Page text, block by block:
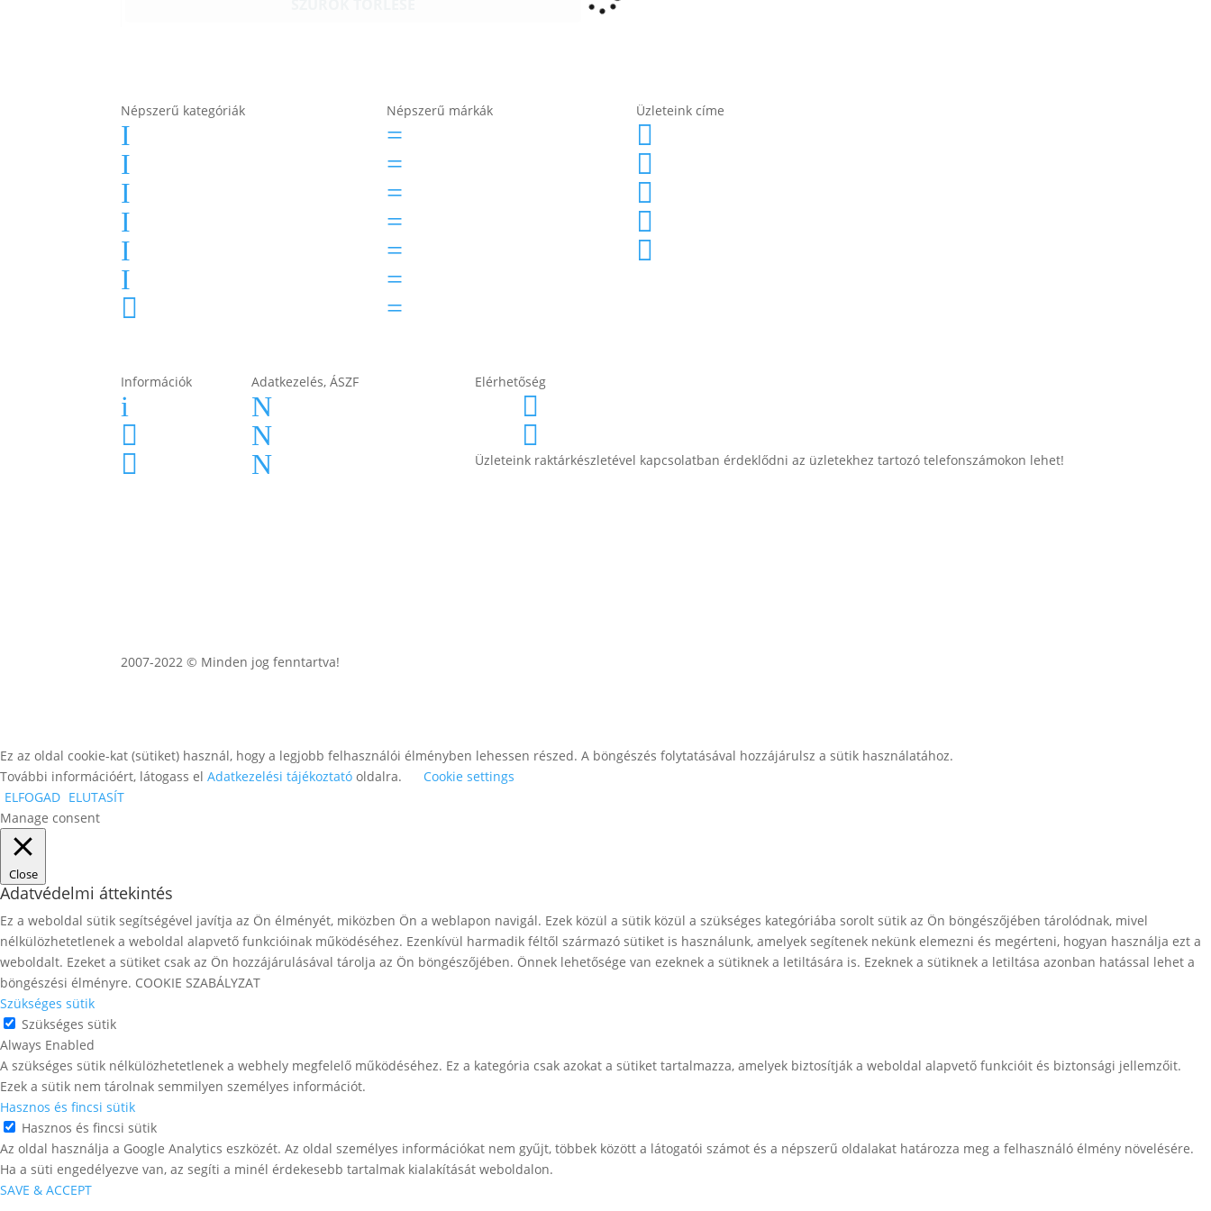
Népszerű kategóriák
I
I
I
I
I
I

Népszerű márkák
=
=
=
=
=
=
=
Üzleteink címe





Információk
i


Adatkezelés, ÁSZF
N
N
N
Elérhetőség


Üzleteink raktárkészletével kapcsolatban érdeklődni az üzletekhez tartozó telefonszámokon lehet!
2007-2022 © Minden jog fenntartva!
Ez az oldal cookie-kat (sütiket) használ, hogy a legjobb felhasználói élményben lehessen részed. A böngészés folytatásával hozzájárulsz a sütik használatához.
További információért, látogass el Adatkezelési tájékoztató oldalra.
Cookie settings
ELFOGAD ELUTASÍT
Manage consent
Close
Adatvédelmi áttekintés
Ez a weboldal sütik segítségével javítja az Ön élményét, miközben Ön a weblapon navigál. Ezek közül a sütik közül a szükséges kategóriába sorolt ​​sütik az Ön böngészőjében tárolódnak, mivel
nélkülözhetetlenek a weboldal alapvető funkcióinak működéséhez. Ezenkívül harmadik féltől származó sütiket is használunk, amelyek segítenek nekünk elemezni és megérteni, hogyan használja ezt a
weboldalt. Ezeket a sütiket csak az Ön hozzájárulásával tárolja az Ön böngészőjében. Önnek lehetősége van ezeknek a sütiknek a letiltására is. Ezeknek a sütiknek a letiltása azonban hatással lehet a
böngészési élményre. COOKIE SZABÁLYZAT
Szükséges sütik
Szükséges sütik
Always Enabled
A szükséges sütik nélkülözhetetlenek a webhely megfelelő működéséhez. Ez a kategória csak azokat a sütiket tartalmazza, amelyek biztosítják a weboldal alapvető funkcióit és biztonsági jellemzőit.
Ezek a sütik nem tárolnak semmilyen személyes információt.
Hasznos és fincsi sütik
Hasznos és fincsi sütik
Az oldal használja a Google Analytics eszközét. Az oldal személyes információkat nem gyűjt, többek között a látogatói számot és a népszerű oldalakat határozza meg a felhasználó élmény növelésére.
Ha a süti engedélyezve van, az segíti a minél érdekesebb tartalmak kialakítását weboldalon.
SAVE & ACCEPT